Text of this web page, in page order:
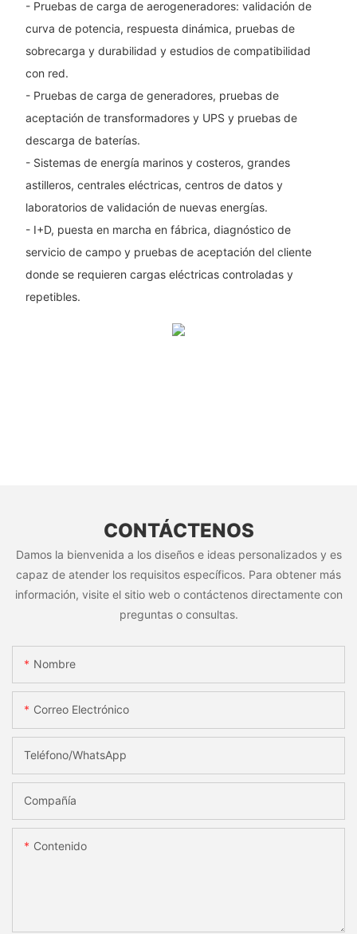
- Pruebas de carga de aerogeneradores: validación de
curva de potencia, respuesta dinámica, pruebas de
sobrecarga y durabilidad y estudios de compatibilidad
con red.
- Pruebas de carga de generadores, pruebas de
aceptación de transformadores y UPS y pruebas de
descarga de baterías.
- Sistemas de energía marinos y costeros, grandes
astilleros, centrales eléctricas, centros de datos y
laboratorios de validación de nuevas energías.
- I+D, puesta en marcha en fábrica, diagnóstico de
servicio de campo y pruebas de aceptación del cliente
donde se requieren cargas eléctricas controladas y
repetibles.
CONTÁCTENOS
Damos la bienvenida a los diseños e ideas personalizados y es
capaz de atender los requisitos específicos. Para obtener más
información, visite el sitio web o contáctenos directamente con
preguntas o consultas.
Nombre
Correo Electrónico
Teléfono/WhatsApp
Compañía
Contenido